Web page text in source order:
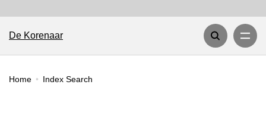
De Korenaar
Home Index Search